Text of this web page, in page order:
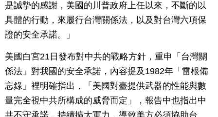
是誠摯的感謝，美國的川普政府上任以來，不斷的以
具體的行動，來履行台灣關係法，以及對台灣六項保
證的安全承諾。」
美國白宮21日發布對中共的戰略方針，重申「台灣關
係法」對我國的安全承諾，內容提及1982年「雷根備
忘錄」裡明確指出，「美國對臺提供武器的性能與數
量完全視中共所構成的威脅而定」，報告中也指出中